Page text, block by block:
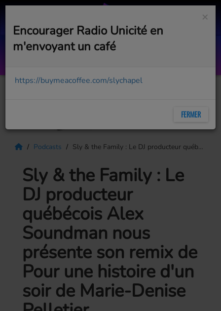
Encore et encore
Podcasts Sly & the Family : Le DJ producteur québécois Alex Soundman nous présente son remix de Pour une histoire d'un soir de Marie-Denise Pelletier
Sly & the Family : Le
DJ producteur
québécois Alex
Soundman nous
présente son remix de
Pour une histoire d'un
soir de Marie-Denise
×
Encourager Radio Unicité en
m'envoyant un café
https://buymeacoffee.com/slychapel
FERMER